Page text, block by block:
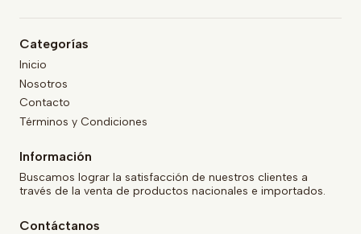
Categorías
Inicio
Nosotros
Contacto
Términos y Condiciones
Información
Buscamos lograr la satisfacción de nuestros clientes a
través de la venta de productos nacionales e importados.
Contáctanos